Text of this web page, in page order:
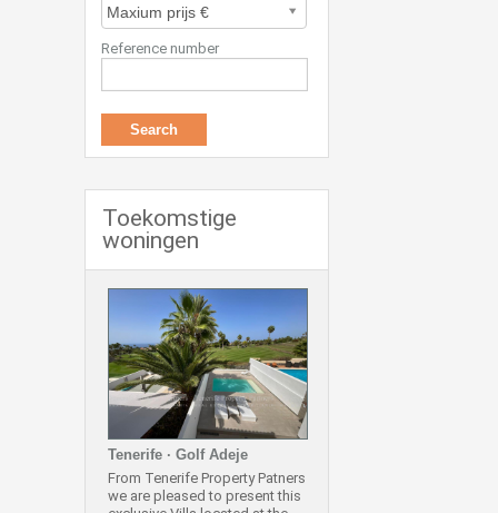
Reference number
Toekomstige
woningen
Tenerife · Golf Adeje
From Tenerife Property Patners
we are pleased to present this